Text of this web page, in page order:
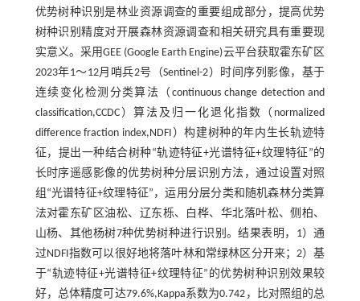
优势树种识别是林业资源调查的重要组成部分，提高优势
树种识别精度对开展森林资源调查和相关研究具有重要现
实意义。采用GEE (Google Earth Engine)云平台获取霍东矿区
2023年1～12月哨兵2号（Sentinel-2）时间序列影像，基于
连续变化检测分类算法（continuous change detection and
classification,CCDC）算法及归一化退化指数（normalized
difference fraction index,NDFI）构建树种的年内生长轨迹特
征，提出一种结合树种“轨迹特征+光谱特征+纹理特征”的
长时序遥感影像的优势树种分层识别方法，通过设置对照
组“光谱特征+纹理特征”，运用分层分类和随机森林分类算
法对霍东矿区油松、辽东栎、白桦、华北落叶松、侧柏、
山杨、其他杨树7种优势树种进行识别。结果表明，1）通
过NDFI指数可以很好地将落叶林和常绿林区分开来；2）基
于“轨迹特征+光谱特征+纹理特征”的优势树种识别效果较
好，总体精度可达79.6%,Kappa系数为0.742，比对照组的总